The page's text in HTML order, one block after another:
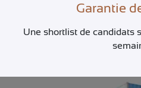
Garantie
Une shortlist de candidats